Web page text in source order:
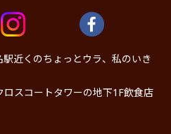
近くのちょっとウラ、私のいき
スコートタワーの地下1F飲食店